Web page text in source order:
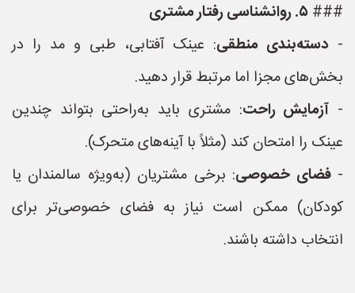
### ۵. روانشناسی رفتار مشتری
- دسته‌بندی منطقی: عینک آفتابی، طبی و مد را در
بخش‌های مجزا اما مرتبط قرار دهید.
- آزمایش راحت: مشتری باید به‌راحتی بتواند چندین
عینک را امتحان کند (مثلاً با آینه‌های متحرک).
-فضای خصوصی: برخی مشتریان (به‌ویژه سالمندان یا
کودکان) ممکن است نیاز به فضای خصوصی‌تر برای
انتخاب داشته باشند.